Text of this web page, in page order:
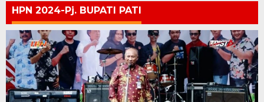
HPN 2024-Pj. BUPATI PATI